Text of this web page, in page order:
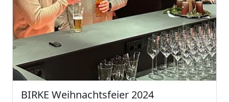
BIRKE Weihnachtsfeier 2024